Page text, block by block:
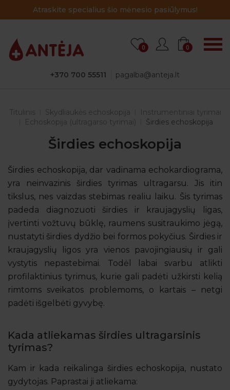
Atraskite specialius šio mėnesio pasiūlymus!
+370 700 55511 pagalba@anteja.lt
0 0
Titulinis Skydliaukės echoskopija
Instrumentiniai tyrimai
Echoskopija (ultragarso tyrimai)
Širdies echoskopija
Širdies echoskopija
Širdies echoskopija, dar vadinama echokardiograma,
yra neinvazinis širdies tyrimas ultragarsu. Jis itin
tikslus, nes vaizdas stebimas realiu laiku. Šis tyrimas
padeda diagnozuoti širdies ir kraujagyslių ligas,
įvertinti vožtuvų būklę, raumens susitraukimo jėgą,
nustatyti širdies dydžio bei formos pokyčius. Širdies ir
kraujagyslių ligos yra vienos pavojingiausių ir gali
vystytis nepastebimai. Todėl labai svarbu atlikti
profilaktinius tyrimus, kurie gali padėti užkirsti kelią
rimtoms sveikatos problemoms, o kartais – netgi
padėti išgelbėti gyvybę.
Kada atliekamas širdies ultragarsinis
tyrimas?
Kam ir kada reikalinga širdies echoskopija, nustato
gydytojas. Paprastai ji atliekama: